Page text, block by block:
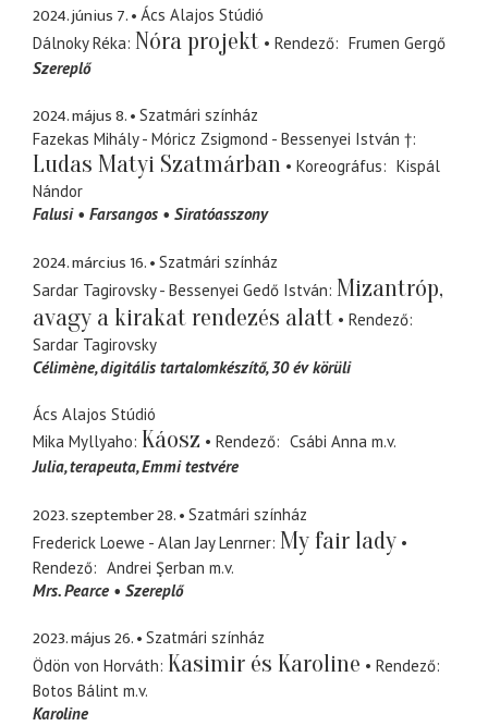
2024. június 7.
Ács Alajos Stúdió
Dálnoky Réka Nóra projekt Rendező
Frumen Gergő
Szereplő
2024. május 8.
Szatmári színház
Fazekas Mihály - Móricz Zsigmond - Bessenyei István †
Ludas Matyi Szatmárban Koreográfus
Kispál
Nándor
Falusi
Farsangos Siratóasszony
2024. március 16.
Szatmári színház
Sardar Tagirovsky - Bessenyei Gedő István Mizantróp,
avagy a kirakat rendezés alatt
Rendező
Sardar Tagirovsky
Célimène digitális tartalomkészítő, 30 év körüli
Ács Alajos Stúdió
Mika Myllyaho Káosz Rendező Csábi Anna m.v.
Julia terapeuta, Emmi testvére
2023. szeptember 28.
Szatmári színház
Frederick Loewe - Alan Jay Lenrner My fair lady
Rendező Andrei Şerban m.v.
Mrs. Pearce
Szereplő
2023. május 26.
Szatmári színház
Ödön von Horváth Kasimir és Karoline
Rendező
Botos Bálint m.v.
Karoline